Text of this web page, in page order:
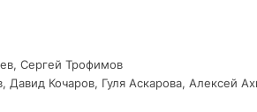
и поднимает новые вопросы о
они разрабатывают. В какой-то
нечто, что ставит под сомнение их
решить, смогут ли они продолжить
правду.
Сергей Трофимов
Давид Кочаров, Гуля Аскарова, Алексей